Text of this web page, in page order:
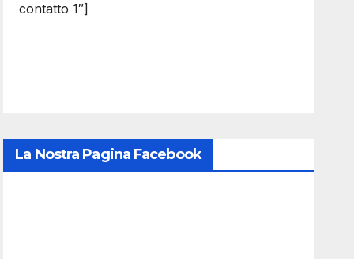
contatto 1″]
La Nostra Pagina Facebook